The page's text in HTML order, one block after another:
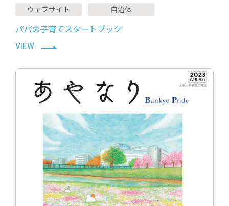
ウェブサイト 自治体
パパの子育てスタートブック
VIEW